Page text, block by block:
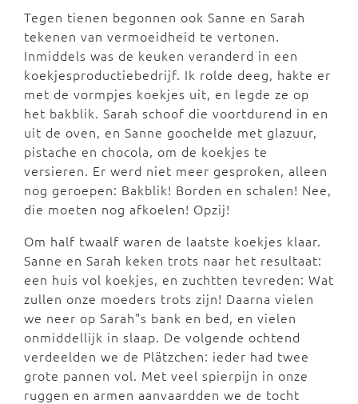
Tegen tienen begonnen ook Sanne en Sarah
tekenen van vermoeidheid te vertonen.
Inmiddels was de keuken veranderd in een
koekjesproductiebedrijf. Ik rolde deeg, hakte er
met de vormpjes koekjes uit, en legde ze op
het bakblik. Sarah schoof die voortdurend in en
uit de oven, en Sanne goochelde met glazuur,
pistache en chocola, om de koekjes te
versieren. Er werd niet meer gesproken, alleen
nog geroepen: Bakblik! Borden en schalen! Nee,
die moeten nog afkoelen! Opzij!
Om half twaalf waren de laatste koekjes klaar.
Sanne en Sarah keken trots naar het resultaat:
een huis vol koekjes, en zuchtten tevreden: Wat
zullen onze moeders trots zijn! Daarna vielen
we neer op Sarah"s bank en bed, en vielen
onmiddellijk in slaap. De volgende ochtend
verdeelden we de Plätzchen: ieder had twee
grote pannen vol. Met veel spierpijn in onze
ruggen en armen aanvaardden we de tocht